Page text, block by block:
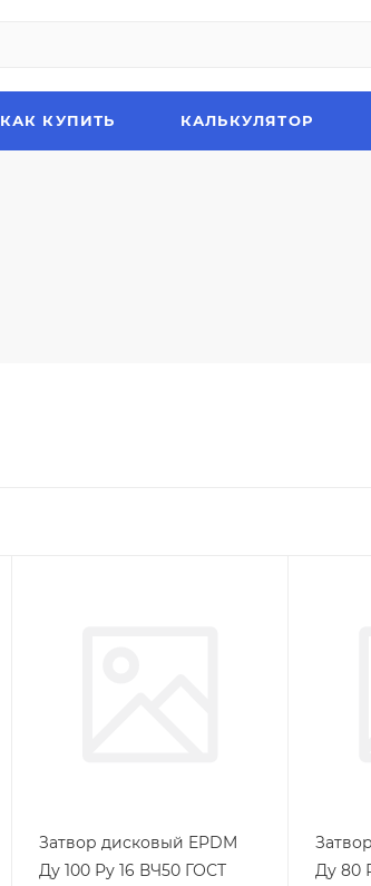
КАК КУПИТЬ КАЛЬКУЛЯТОР
Затвор дисковый EPDM
Ду 100 Ру 16 ВЧ50 ГОСТ
Ду 80